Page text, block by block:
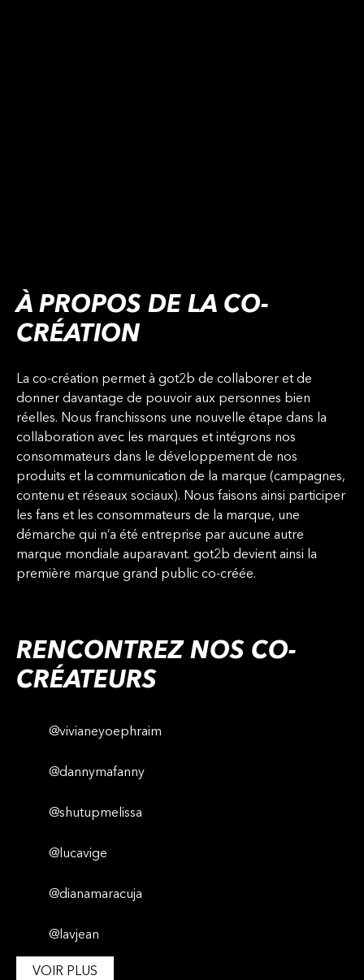
À PROPOS DE LA CO-
CRÉATION
La co-création permet à got2b de collaborer et de
donner davantage de pouvoir aux personnes bien
réelles. Nous franchissons une nouvelle étape dans la
collaboration avec les marques et intégrons nos
consommateurs dans le développement de nos
produits et la communication de la marque (campagnes,
contenu et réseaux sociaux). Nous faisons ainsi participer
les fans et les consommateurs de la marque, une
démarche qui n’a été entreprise par aucune autre
marque mondiale auparavant. got2b devient ainsi la
première marque grand public co-créée.
RENCONTREZ NOS CO-
CRÉATEURS
@vivianeyoephraim
@dannymafanny
@shutupmelissa
@lucavige
@dianamaracuja
@lavjean
VOIR PLUS